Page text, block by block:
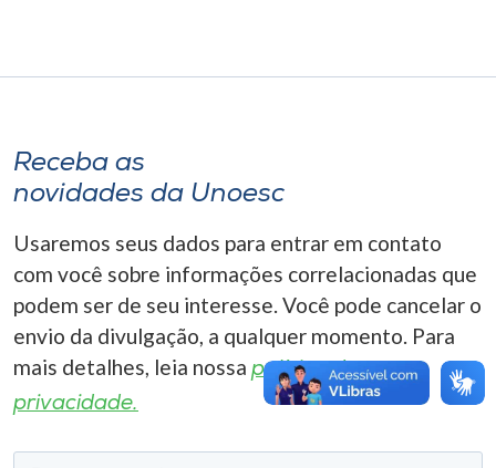
Selecione
o idioma
A+
Receba as
novidades da Unoesc
Usaremos seus dados para entrar em contato
com você sobre informações correlacionadas que
podem ser de seu interesse. Você pode cancelar o
envio da divulgação, a qualquer momento. Para
mais detalhes, leia nossa política de
privacidade.